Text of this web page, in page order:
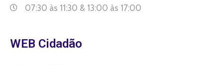
07:30 às 11:30 & 13:00 às 17:00
WEB Cidadão